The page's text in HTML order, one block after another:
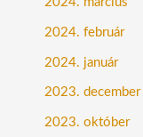
2024. február
2024. január
2023. december
2023. október